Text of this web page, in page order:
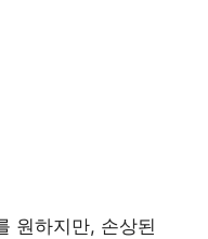
원하지만, 손상된